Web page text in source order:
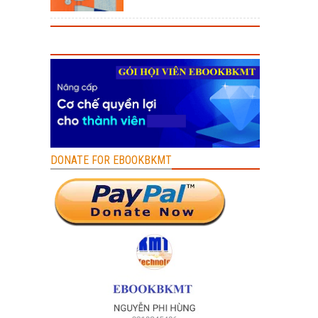
DONATE FOR EBOOKBKMT